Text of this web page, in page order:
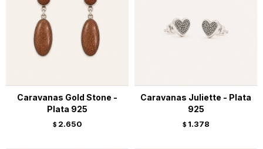
Caravanas Gold Stone -
Plata 925
$ 2.650
Caravanas Juliette - Plata
925
$ 1.378